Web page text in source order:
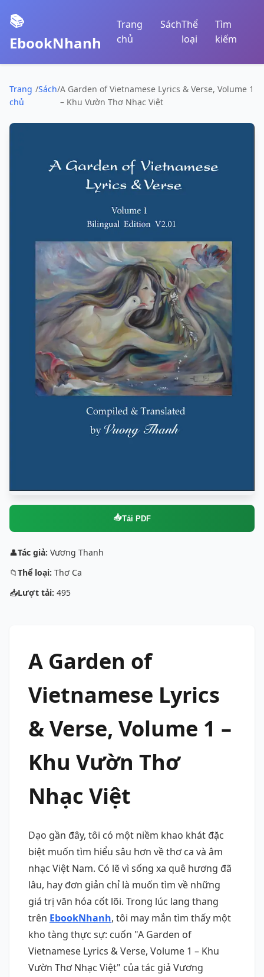
📚
EbookNhanh
Trang
chủ
SáchThể
loại
Tìm
kiếm
Trang
chủ
/Sách/A Garden of Vietnamese Lyrics & Verse, Volume 1
– Khu Vườn Thơ Nhạc Việt
📥Tải PDF
👤Tác giả: Vương Thanh
📁Thể loại: Thơ Ca
📥Lượt tải: 495
A Garden of
Vietnamese Lyrics
& Verse, Volume 1 –
Khu Vườn Thơ
Nhạc Việt
Dạo gần đây, tôi có một niềm khao khát đặc
biệt muốn tìm hiểu sâu hơn về thơ ca và âm
nhạc Việt Nam. Có lẽ vì sống xa quê hương đã
lâu, hay đơn giản chỉ là muốn tìm về những
giá trị văn hóa cốt lõi. Trong lúc lang thang
trên EbookNhanh, tôi may mắn tìm thấy một
kho tàng thực sự: cuốn "A Garden of
Vietnamese Lyrics & Verse, Volume 1 – Khu
Vườn Thơ Nhạc Việt" của tác giả Vương